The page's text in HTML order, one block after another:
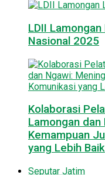
LDII
Nasional 2025
Kolaborasi
Lamongan
Kemampuan
yang Lebih Baik
Seputar Jatim